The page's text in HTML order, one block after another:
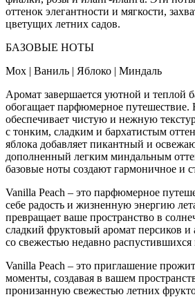
оттенок элегантности и мягкости,
цветущих летних садов.
БАЗОВЫЕ НОТЫ
Мох | Ваниль | Яблоко | Миндаль
Аромат завершается уютной и теплой
обогащает парфюмерное путешествие.
обеспечивает чистую и нежную
с тонким, сладким и бархатистым
яблока добавляет пикантный и
дополненный легким миндальным
базовые ноты создают гармоничное и
Vanilla Peach – это парфюмерное
себе радость и жизненную энергию
превращает ваше пространство в
сладкий фруктовый аромат персиков и
со свежестью недавно распустившихся
Vanilla Peach – это приглашение
моменты, создавая в вашем
пронизанную свежестью летних